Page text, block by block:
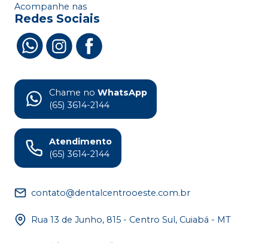
Acompanhe nas
Redes Sociais
Chame no WhatsApp
(65) 3614-2144
Atendimento
(65) 3614-2144
contato@dentalcentrooeste.com.br
Rua 13 de Junho, 815 - Centro Sul, Cuiabá - MT